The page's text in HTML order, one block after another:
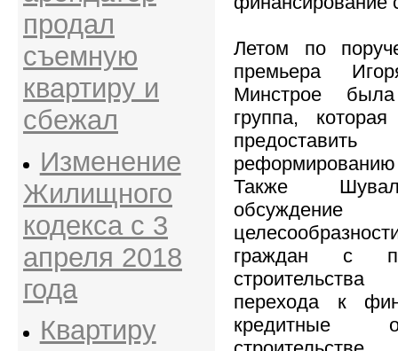
продал
съемную
квартиру и
сбежал
Изменение
Жилищного
кодекса с 3
апреля 2018
года
Квартиру
Летом по
премьера
Минстрое
группа,
Также
граждан с
перехода к
кредитные